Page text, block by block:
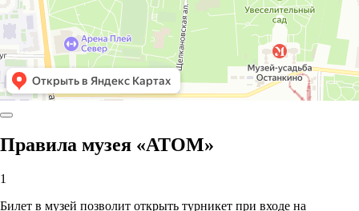
Правила музея «АТОМ»
1
Билет в музей позволит открыть турникет при входе на